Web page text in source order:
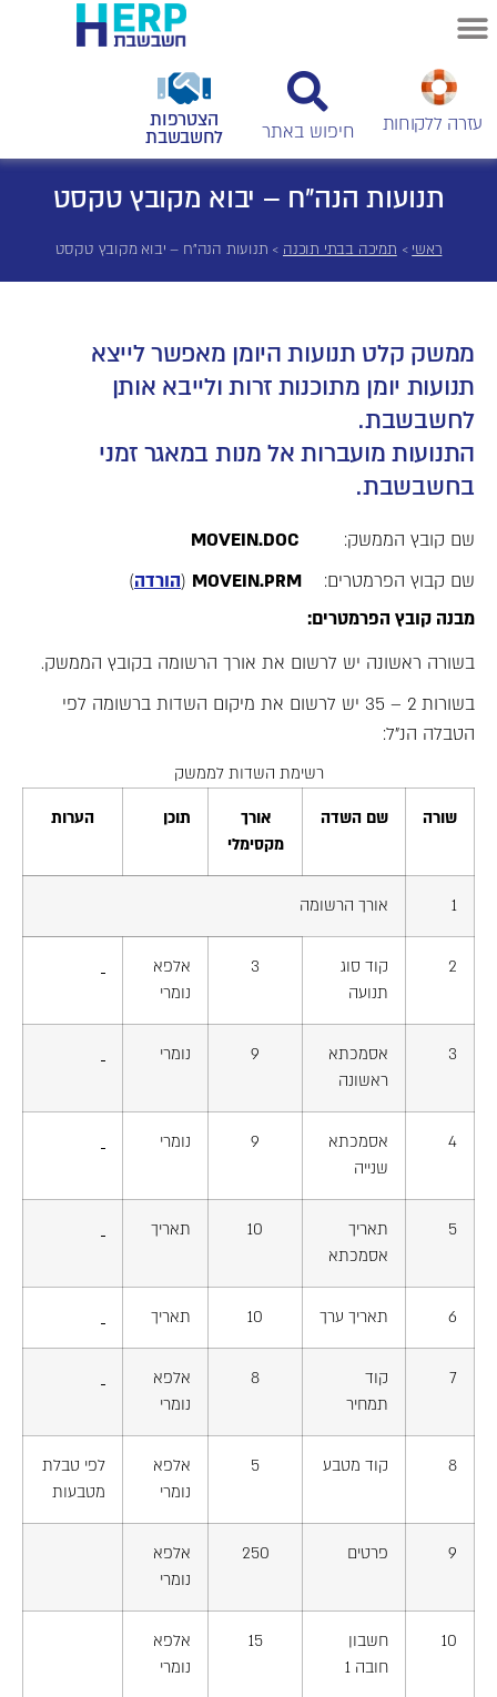
עזרה ללקוחות הצטרפות
לחשבשבת
תנועות הנה"ח – יבוא מקובץ טקסט
ראשי > תמיכה בבתי תוכנה > תנועות הנה"ח – יבוא מקובץ טקסט
ממשק קלט תנועות היומן מאפשר לייצא
תנועות יומן מתוכנות זרות ולייבא אותן
לחשבשבת.
התנועות מועברות אל מנות במאגר זמני
בחשבשבת.
שם קובץ הממשק: MOVEIN.DOC
שם קבוץ הפרמטרים: MOVEIN.PRM
(הורדה)
מבנה קובץ הפרמטרים:
בשורה ראשונה יש לרשום את אורך הרשומה בקובץ הממשק.
בשורות 2 – 35 יש לרשום את מיקום השדות ברשומה לפי
הטבלה הנ"ל:
רשימת השדות לממשק
שורה שם השדה
אורך
מקסימלי
תוכן הערות
1 אורך הרשומה
2
קוד סוג
תנועה
3
אלפא
נומרי
3
אסמכתא
ראשונה
9 נומרי
4
אסמכתא
שנייה
9 נומרי
5
תאריך
אסמכתא
10 תאריך
6 תאריך ערך 10 תאריך
7
קוד
תמחיר
8
אלפא
נומרי
8 קוד מטבע 5
אלפא
נומרי
לפי טבלת
מטבעות
9 פרטים 250
אלפא
נומרי
10
חשבון
חובה 1
15
אלפא
נומרי